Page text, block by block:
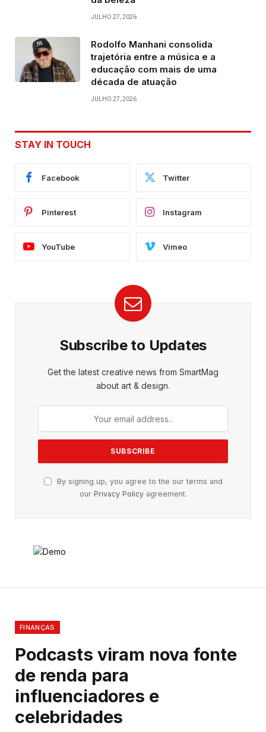
JULHO 27, 2026
Rodolfo Manhani consolida
trajetória entre a música e a
educação com mais de uma
década de atuação
JULHO 27, 2026
STAY IN TOUCH
Facebook Twitter
Pinterest Instagram
YouTube Vimeo
Subscribe to Updates
Get the latest creative news from SmartMag
about art & design.
By signing up, you agree to the our terms and
our Privacy Policyagreement.
FINANÇAS
Podcasts viram nova fonte
de renda para
influenciadores e
celebridades